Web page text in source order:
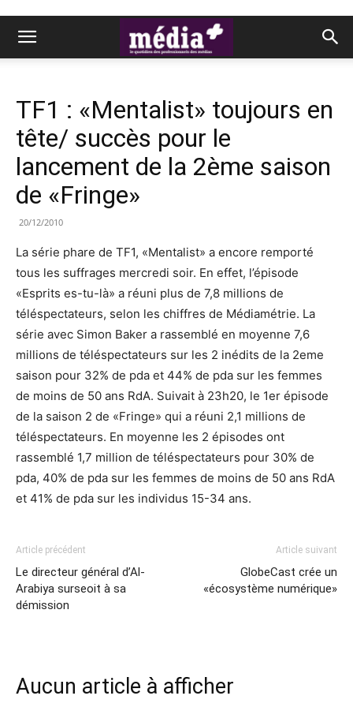
TF1 : «Mentalist» toujours en
tête/ succès pour le
lancement de la 2ème saison
de «Fringe»
20/12/2010
La série phare de TF1, «Mentalist» a encore remporté
tous les suffrages mercredi soir. En effet, l’épisode
«Esprits es-tu-là» a réuni plus de 7,8 millions de
téléspectateurs, selon les chiffres de Médiamétrie. La
série avec Simon Baker a rassemblé en moyenne 7,6
millions de téléspectateurs sur les 2 inédits de la 2eme
saison pour 32% de pda et 44% de pda sur les femmes
de moins de 50 ans RdA. Suivait à 23h20, le 1er épisode
de la saison 2 de «Fringe» qui a réuni 2,1 millions de
téléspectateurs. En moyenne les 2 épisodes ont
rassemblé 1,7 million de téléspectateurs pour 30% de
pda, 40% de pda sur les femmes de moins de 50 ans RdA
et 41% de pda sur les individus 15-34 ans.
Article précédent
Le directeur général d’Al-
Arabiya surseoit à sa
démission
Article suivant
GlobeCast crée un
«écosystème numérique»
Aucun article à afficher